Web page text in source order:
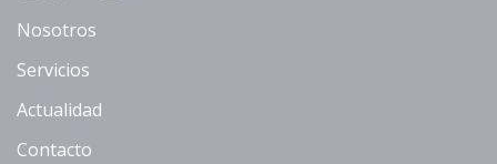
Nosotros
Servicios
Actualidad
Contacto